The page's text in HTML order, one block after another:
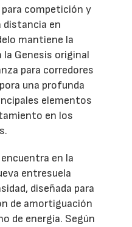
competición y
distancia en
mantiene la
Genesis original
para corredores
una profunda
elementos
en los
en la
entresuela
diseñada para
de amortiguación
de energía. Según